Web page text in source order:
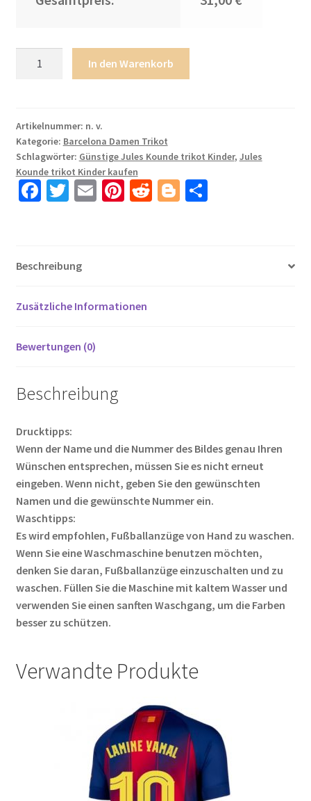
Heimtrikot
Damen
2025-
26
Kurzarm
In den Warenkorb
Artikelnummer: n. v.
Kategorie: Barcelona Damen Trikot
Schlagwörter: Günstige Jules Kounde trikot Kinder, Jules
Kounde trikot Kinder kaufen
Fa
o
k
T
er
E Pi R Bl T
Beschreibung
Zusätzliche Informationen
Bewertungen (0)
Beschreibung
Drucktipps:
Wenn der Name und die Nummer des Bildes genau Ihren
Wünschen entsprechen, müssen Sie es nicht erneut
eingeben. Wenn nicht, geben Sie den gewünschten
Namen und die gewünschte Nummer ein.
Waschtipps:
Es wird empfohlen, Fußballanzüge von Hand zu waschen.
Wenn Sie eine Waschmaschine benutzen möchten,
denken Sie daran, Fußballanzüge einzuschalten und zu
waschen. Füllen Sie die Maschine mit kaltem Wasser und
verwenden Sie einen sanften Waschgang, um die Farben
besser zu schützen.
Verwandte Produkte